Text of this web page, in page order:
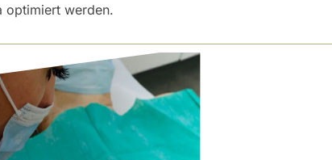
optimiert werden.